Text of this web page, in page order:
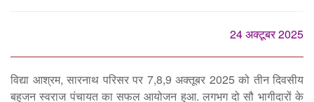
24 अक्टूबर 2025
विद्या आश्रम, सारनाथ परिसर पर 7,8,9 अक्तूबर 2025 को तीन दिवसीय
बहुजन स्वराज पंचायत का सफल आयोजन हुआ. लगभग दो सौ भागीदारों के